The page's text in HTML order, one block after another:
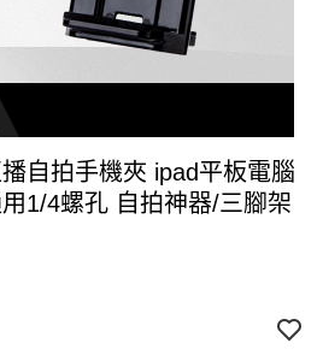
自拍手機夾 ipad平板電腦
1/4螺孔 自拍神器/三腳架